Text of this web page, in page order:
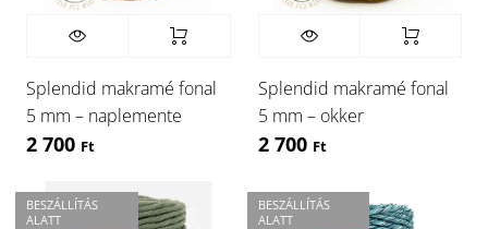
Splendid makramé fonal
5 mm – naplemente
2 700 Ft
Splendid makramé fonal
5 mm – okker
2 700 Ft
BESZÁLLÍTÁS
ALATT
BESZÁLLÍTÁS
ALATT